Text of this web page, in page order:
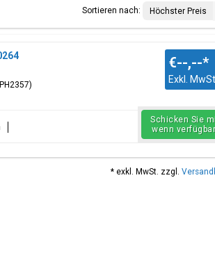
Sortieren nach:
Höchster Preis
€--,--*
Exkl. MwSt.
Schicken Sie
wenn
* exkl. MwSt. zzgl.